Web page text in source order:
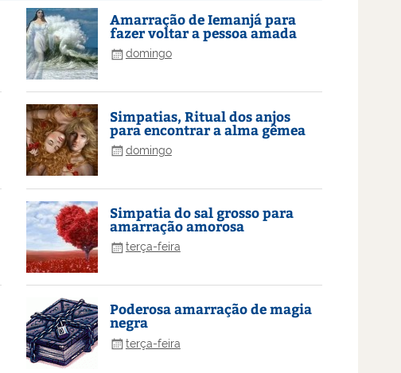
Amarração de Iemanjá para
fazer voltar a pessoa amada
domingo
Simpatias, Ritual dos anjos
para encontrar a alma gêmea
domingo
Simpatia do sal grosso para
amarração amorosa
terça-feira
Poderosa amarração de magia
negra
terça-feira